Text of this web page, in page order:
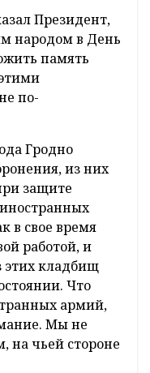
Президент,
народом в День
память
по-
Гродно
из них
защите
в свое время
работой, и
этих кладбищ
Что
армий,
Мы не
на чьей стороне